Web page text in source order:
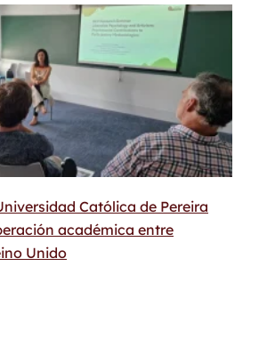
Católica de Pereira
académica entre
Unido